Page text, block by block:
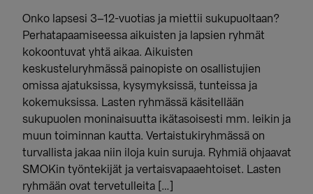
Onko lapsesi 3–12-vuotias ja miettii sukupuoltaan?
Perhatapaamiseessa aikuisten ja lapsien ryhmät
kokoontuvat yhtä aikaa. Aikuisten
keskusteluryhmässä painopiste on osallistujien
omissa ajatuksissa, kysymyksissä, tunteissa ja
kokemuksissa. Lasten ryhmässä käsitellään
sukupuolen moninaisuutta ikätasoisesti mm. leikin ja
muun toiminnan kautta. Vertaistukiryhmässä on
turvallista jakaa niin iloja kuin suruja. Ryhmiä ohjaavat
SMOKin työntekijät ja vertaisvapaaehtoiset. Lasten
ryhmään ovat tervetulleita […]